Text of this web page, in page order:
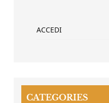
ACCEDI
CATEGORIES